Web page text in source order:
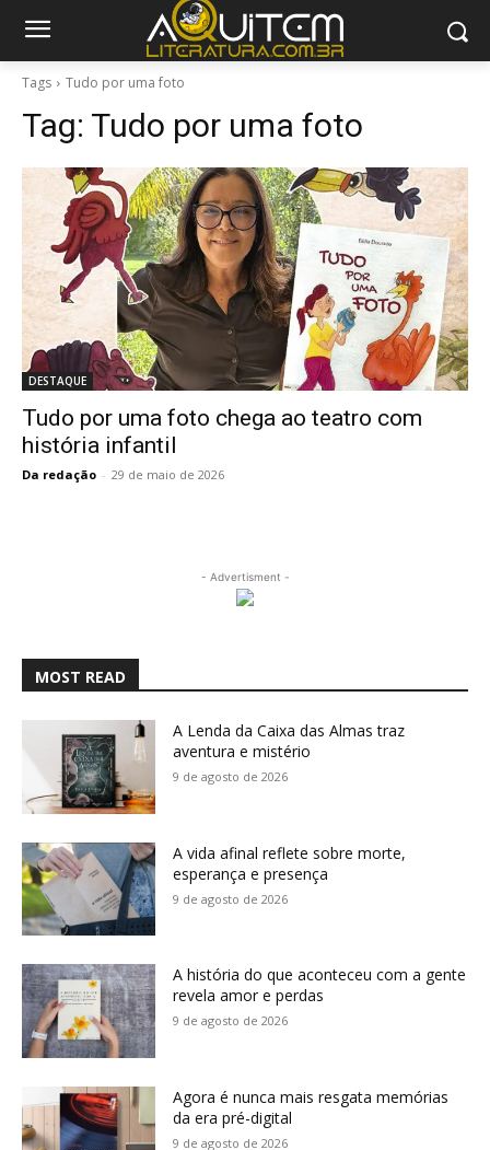
Tags Tudo por uma foto
Tag: Tudo por uma foto
DESTAQUE
Tudo por uma foto chega ao teatro com
história infantil
Da redação - 29 de maio de 2026
- Advertisment -
MOST READ
A Lenda da Caixa das Almas traz
aventura e mistério
9 de agosto de 2026
A vida afinal reflete sobre morte,
esperança e presença
9 de agosto de 2026
A história do que aconteceu com a gente
revela amor e perdas
9 de agosto de 2026
Agora é nunca mais resgata memórias
da era pré-digital
9 de agosto de 2026